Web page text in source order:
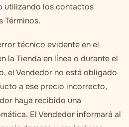
utilizando los contactos
Términos.
técnico evidente en el
la Tienda en línea o durante el
el Vendedor no está obligado
a ese precio incorrecto,
haya recibido una
El Vendedor informará al